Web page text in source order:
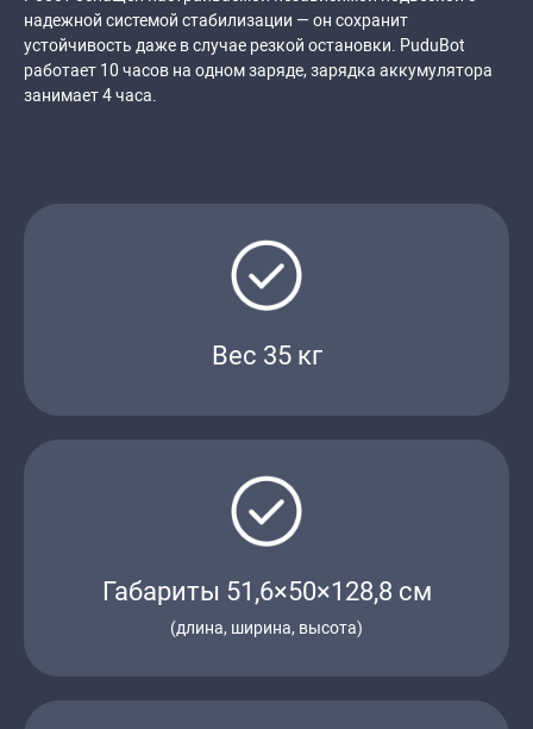
надежной системой стабилизации — он сохранит
устойчивость даже в случае резкой остановки. PuduBot
работает 10 часов на одном заряде, зарядка аккумулятора
занимает 4 часа.
Вес 35 кг
Габариты 51,6×50×128,8 см
(длина, ширина, высота)